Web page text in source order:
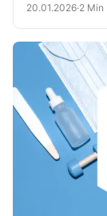
20.01.2026·2 Min